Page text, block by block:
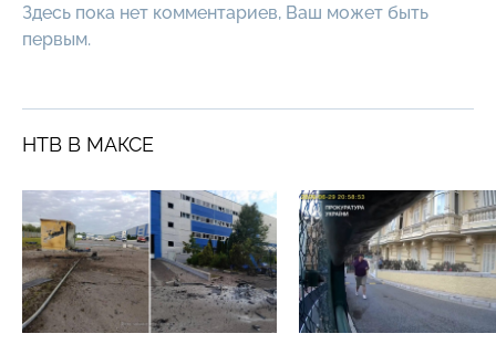
Здесь пока нет комментариев, Ваш может быть
первым.
НТВ В МАКСЕ